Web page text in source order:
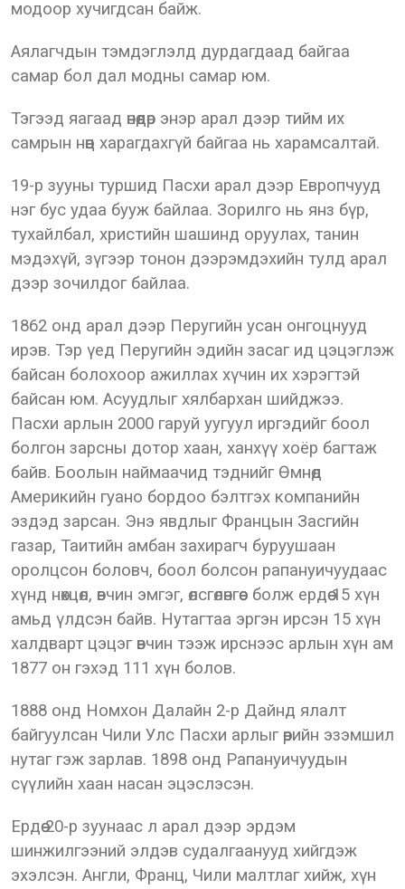
модоор хучигдсан байж.
Аялагчдын тэмдэглэлд дурдагдаад байгаа
самар бол дал модны самар юм.
Тэгээд яагаад өнөөдөр энэр арал дээр тийм их
самрын нөөц харагдахгүй байгаа нь харамсалтай.
19-р зууны туршид Пасхи арал дээр Европчууд
нэг бус удаа бууж байлаа. Зорилго нь янз бүр,
тухайлбал, христийн шашинд оруулах, танин
мэдэхүй, зүгээр тонон дээрэмдэхийн тулд арал
дээр зочилдог байлаа.
1862 онд арал дээр Перугийн усан онгоцнууд
ирэв. Тэр үед Перугийн эдийн засаг ид цэцэглэж
байсан болохоор ажиллах хүчин их хэрэгтэй
байсан юм. Асуудлыг хялбархан шийджээ.
Пасхи арлын 2000 гаруй уугуул иргэдийг боол
болгон зарсны дотор хаан, ханхүү хоёр багтаж
байв. Боолын наймаачид тэднийг Өмнөд
Америкийн гуано бордоо бэлтгэх компанийн
эздэд зарсан. Энэ явдлыг Францын Засгийн
газар, Таитийн амбан захирагч буруушаан
оролцсон боловч, боол болсон рапануичуудаас
хүнд нөхцөл, өвчин эмгэг, өлсгөлөнгөөс болж ердөө 15 хүн
амьд үлдсэн байв. Нутагтаа эргэн ирсэн 15 хүн
халдварт цэцэг өвчин тээж ирснээс арлын хүн ам
1877 он гэхэд 111 хүн болов.
1888 онд Номхон Далайн 2-р Дайнд ялалт
байгуулсан Чили Улс Пасхи арлыг өөрийн эзэмшил
нутаг гэж зарлав. 1898 онд Рапануичуудын
сүүлийн хаан насан эцэслэсэн.
Ердөө 20-р зуунаас л арал дээр эрдэм
шинжилгээний элдэв судалгаанууд хийгдэж
эхэлсэн. Англи, Франц, Чили малтлаг хийж, хүн